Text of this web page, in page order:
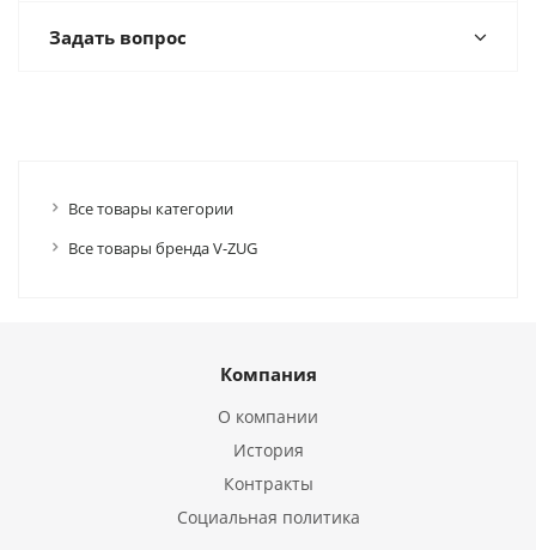
Задать вопрос
Все товары категории
Все товары бренда V-ZUG
Компания
О компании
История
Контракты
Социальная политика